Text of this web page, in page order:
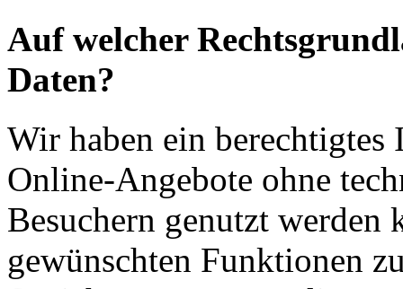
Auf welcher
Daten?
Wir haben ein berechtigtes
Online-Angebote ohne
Besuchern genutzt werden
gewünschten Funktionen